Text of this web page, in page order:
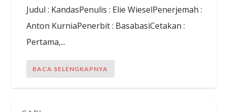
Judul : KandasPenulis : Elie WieselPenerjemah :
Anton KurniaPenerbit : BasabasiCetakan :
Pertama,...
BACA SELENGKAPNYA